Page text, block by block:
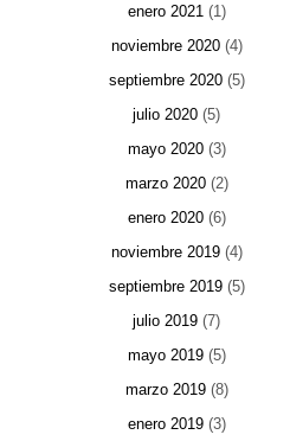
enero 2021(1)
noviembre 2020(4)
septiembre 2020(5)
julio 2020 (5)
mayo 2020(3)
marzo 2020(2)
enero 2020(6)
noviembre 2019(4)
septiembre 2019(5)
julio 2019 (7)
mayo 2019(5)
marzo 2019(8)
enero 2019(3)